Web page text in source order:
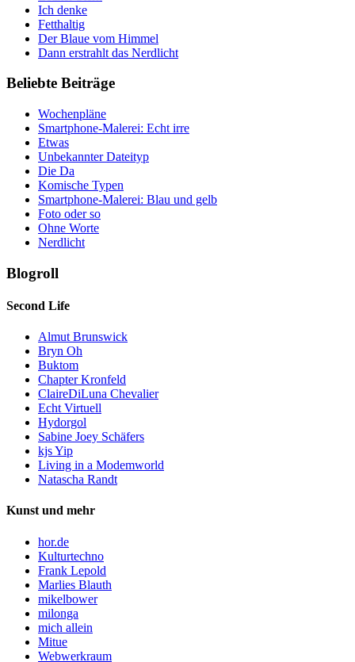
Ich denke
Fetthaltig
Der Blaue vom Himmel
Dann erstrahlt das Nerdlicht
Beliebte Beiträge
Wochenpläne
Smartphone-Malerei: Echt irre
Etwas
Unbekannter Dateityp
Die Da
Komische Typen
Smartphone-Malerei: Blau und gelb
Foto oder so
Ohne Worte
Nerdlicht
Blogroll
Second Life
Almut Brunswick
Bryn Oh
Buktom
Chapter Kronfeld
ClaireDiLuna Chevalier
Echt Virtuell
Hydorgol
Sabine Joey Schäfers
kjs Yip
Living in a Modemworld
Natascha Randt
Kunst und mehr
hor.de
Kulturtechno
Frank Lepold
Marlies Blauth
mikelbower
milonga
mich allein
Mitue
Webwerkraum